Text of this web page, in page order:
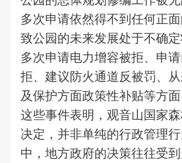
多次申请依然得不到任何正
致公园的未来发展处于不确
多次申请电力增容被拒、申
拒、建议防火通道反被罚、
及保护方面政策性补贴等方面
这些事件表明，观音山国家
决定，并非单纯的行政管理
中，地方政府的决策往往受